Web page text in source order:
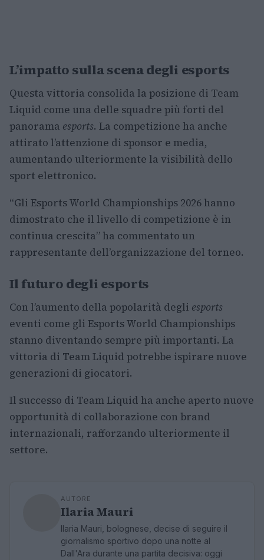
L’impatto sulla scena degli esports
Questa vittoria consolida la posizione di Team
Liquid come una delle squadre più forti del
panorama esports. La competizione ha anche
attirato l’attenzione di sponsor e media,
aumentando ulteriormente la visibilità dello
sport elettronico.
“Gli Esports World Championships 2026 hanno
dimostrato che il livello di competizione è in
continua crescita” ha commentato un
rappresentante dell’organizzazione del torneo.
Il futuro degli esports
Con l’aumento della popolarità degli esports
eventi come gli Esports World Championships
stanno diventando sempre più importanti. La
vittoria di Team Liquid potrebbe ispirare nuove
generazioni di giocatori.
Il successo di Team Liquid ha anche aperto nuove
opportunità di collaborazione con brand
internazionali, rafforzando ulteriormente il
settore.
AUTORE
Ilaria Mauri
Ilaria Mauri, bolognese, decise di seguire il
giornalismo sportivo dopo una notte al
Dall'Ara durante una partita decisiva: oggi